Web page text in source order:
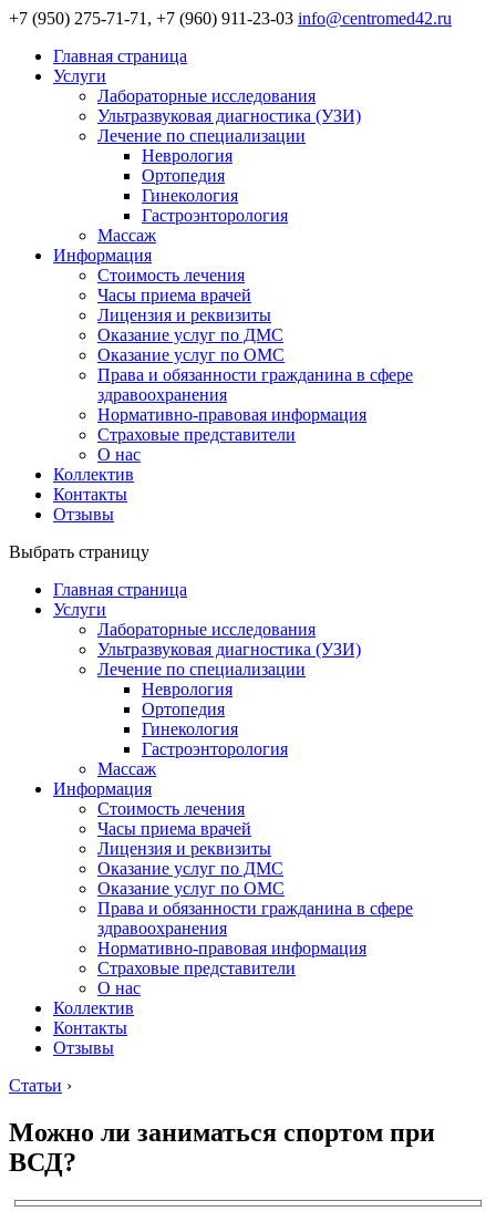
+7 (950) 275-71-71, +7 (960) 911-23-03 info@centromed42.ru
Главная страница
Услуги
Лабораторные исследования
Ультразвуковая диагностика (УЗИ)
Лечение по специализации
Неврология
Ортопедия
Гинекология
Гастроэнторология
Массаж
Информация
Стоимость лечения
Часы приема врачей
Лицензия и реквизиты
Оказание услуг по ДМС
Оказание услуг по ОМС
Права и обязанности гражданина в сфере
здравоохранения
Нормативно-правовая информация
Страховые представители
О нас
Коллектив
Контакты
Отзывы
Выбрать страницу
Главная страница
Услуги
Лабораторные исследования
Ультразвуковая диагностика (УЗИ)
Лечение по специализации
Неврология
Ортопедия
Гинекология
Гастроэнторология
Массаж
Информация
Стоимость лечения
Часы приема врачей
Лицензия и реквизиты
Оказание услуг по ДМС
Оказание услуг по ОМС
Права и обязанности гражданина в сфере
здравоохранения
Нормативно-правовая информация
Страховые представители
О нас
Коллектив
Контакты
Отзывы
Статьи ›
Можно ли заниматься спортом при
ВСД?